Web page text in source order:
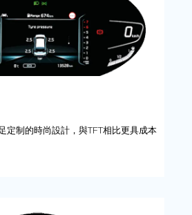
定制的時尚設計，與TFT相比更具成本